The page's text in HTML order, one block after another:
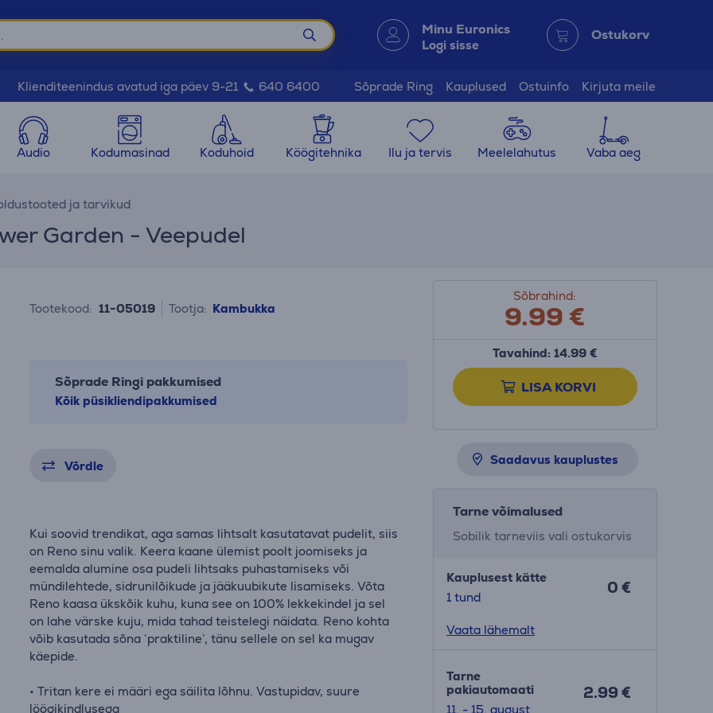
Minu Euronics
Logi sisse
Ostukorv
Klienditeenindus avatud iga päev 9-21 640 6400 Sõprade Ring Kauplused Ostuinfo Kirjuta meile
Audio Kodumasinad Koduhoid Köögitehnika Ilu ja tervis Meelelahutus Vaba aeg
ja tarvikud
Garden - Veepudel
Tootekood: 11-05019 Tootja: Kambukka
Sõprade Ringi pakkumised
Kõik püsikliendipakkumised
Võrdle
Kui soovid trendikat, aga samas lihtsalt kasutatavat pudelit, siis
on Reno sinu valik. Keera kaane ülemist poolt joomiseks ja
eemalda alumine osa pudeli lihtsaks puhastamiseks või
mündilehtede, sidrunilõikude ja jääkuubikute lisamiseks. Võta
Reno kaasa ükskõik kuhu, kuna see on 100% lekkekindel ja sel
on lahe värske kuju, mida tahad teistelegi näidata. Reno kohta
võib kasutada sõna ‘praktiline’, tänu sellele on sel ka mugav
käepide.
• Tritan kere ei määri ega säilita lõhnu. Vastupidav, suure
löögikindlusega
Sõbrahind:
9.99€
Tavahind: 14.99 €
LISA KORVI
Saadavus kauplustes
Tarne võimalused
Sobilik tarneviis vali ostukorvis
Kauplusest kätte
1 tund
0 €
Vaata lähemalt
Tarne
pakiautomaati
11. - 15. august
2.99 €